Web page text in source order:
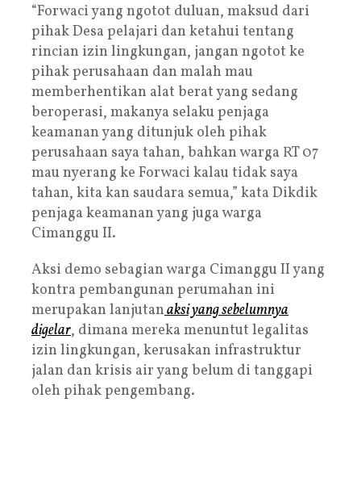
“Forwaci yang ngotot duluan, maksud dari
pihak Desa pelajari dan ketahui tentang
rincian izin lingkungan, jangan ngotot ke
pihak perusahaan dan malah mau
memberhentikan alat berat yang sedang
beroperasi, makanya selaku penjaga
keamanan yang ditunjuk oleh pihak
perusahaan saya tahan, bahkan warga RT 07
mau nyerang ke Forwaci kalau tidak saya
tahan, kita kan saudara semua,” kata Dikdik
penjaga keamanan yang juga warga
Cimanggu II.
Aksi demo sebagian warga Cimanggu II yang
kontra pembangunan perumahan ini
merupakan lanjutanaksi yang sebelumnya
digelar, dimana mereka menuntut legalitas
izin lingkungan, kerusakan infrastruktur
jalan dan krisis air yang belum di tanggapi
oleh pihak pengembang.